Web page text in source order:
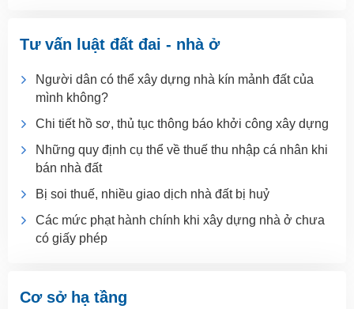
Tư vấn luật đất đai - nhà ở
Người dân có thể xây dựng nhà kín mảnh đất của
mình không?
Chi tiết hồ sơ, thủ tục thông báo khởi công xây dựng
Những quy định cụ thể về thuế thu nhập cá nhân khi
bán nhà đất
Bị soi thuế, nhiều giao dịch nhà đất bị huỷ
Các mức phạt hành chính khi xây dựng nhà ở chưa
có giấy phép
Cơ sở hạ tầng